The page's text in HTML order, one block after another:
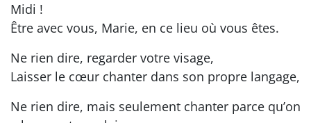
Midi !
Être avec vous, Marie, en ce lieu où vous êtes.
Ne rien dire, regarder votre visage,
Laisser le cœur chanter dans son propre langage,
Ne rien dire, mais seulement chanter parce qu’on